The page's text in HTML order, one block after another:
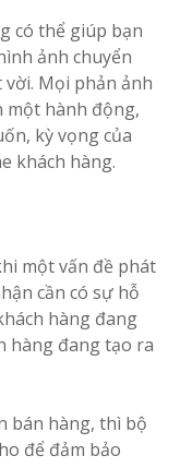
có thể giúp bạn
ảnh chuyển
Mọi phản ảnh
một hành động,
kỳ vọng của
khách hàng.
một vấn đề phát
cần có sự hỗ
hàng đang
hàng đang tạo ra
bán hàng, thì bộ
để đảm bảo